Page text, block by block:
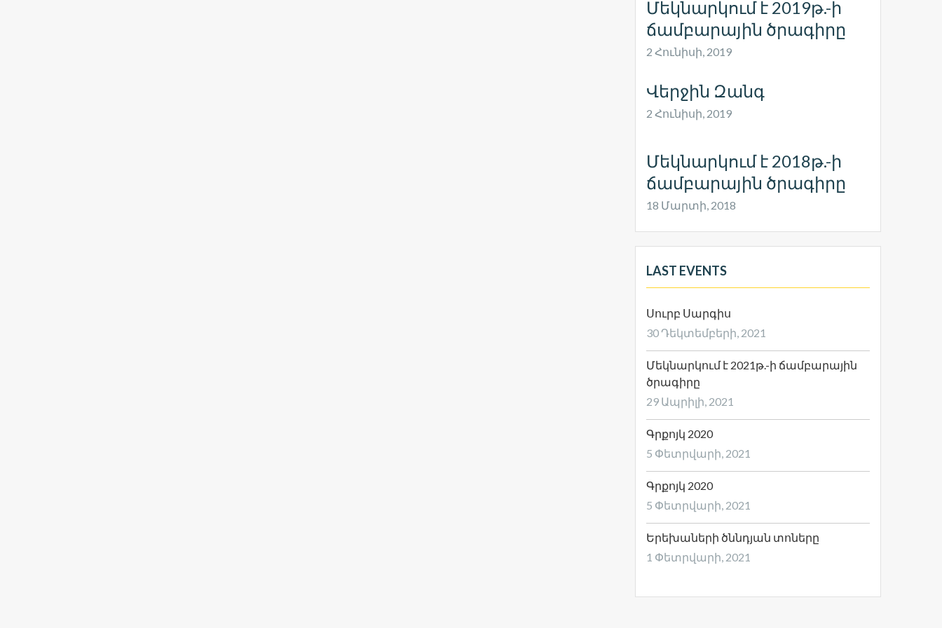
Մեկնարկում է 2019թ.-ի
ճամբարային ծրագիրը
2 Հունիսի, 2019
Վերջին Զանգ
2 Հունիսի, 2019
Մեկնարկում է 2018թ.-ի
ճամբարային ծրագիրը
18 Մարտի, 2018
LAST EVENTS
Սուրբ Սարգիս
30 Դեկտեմբերի, 2021
Մեկնարկում է 2021թ.-ի ճամբարային
ծրագիրը
29 Ապրիլի, 2021
Գրքոյկ 2020
5 Փետրվարի, 2021
Գրքոյկ 2020
5 Փետրվարի, 2021
Երեխաների ծննդյան տոները
1 Փետրվարի, 2021